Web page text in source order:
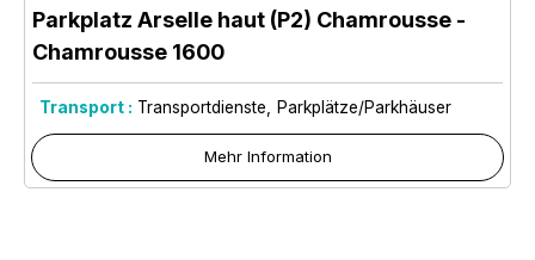
Parkplatz Arselle haut (P2) Chamrousse -
Chamrousse 1600
Transport : Transportdienste Parkplätze/Parkhäuser
Mehr Information